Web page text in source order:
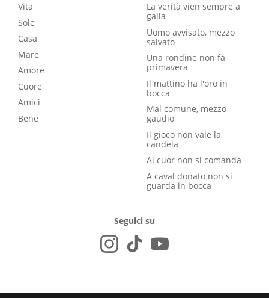
Vita
Sole
Casa
Mare
Amore
Cuore
Amici
Bene
La verità vien sempre a
galla
Uomo avvisato, mezzo
salvato
Una rondine non fa
primavera
Il mattino ha l'oro in
bocca
Mal comune, mezzo
gaudio
Il gioco non vale la
candela
Al cuor non si comanda
A caval donato non si
guarda in bocca
Seguici su